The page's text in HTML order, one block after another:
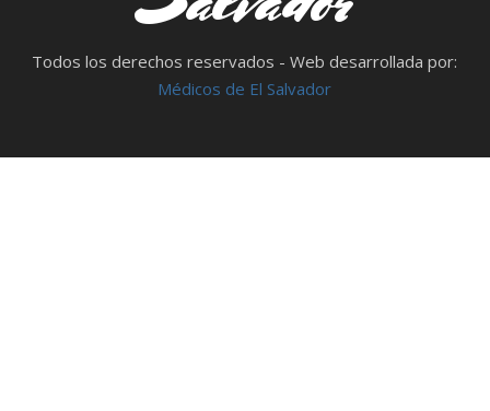
Todos los derechos reservados - Web desarrollada por:
Médicos de El Salvador